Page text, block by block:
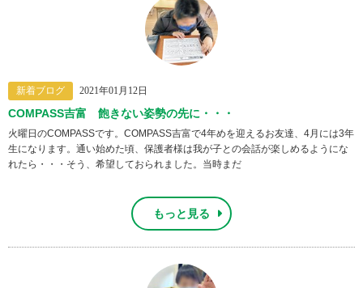
新着ブログ 2021年01月12日
COMPASS吉富 飽きない姿勢の先に・・・
火曜日のCOMPASSです。COMPASS吉富で4年めを迎えるお友達、4月には3年
生になります。通い始めた頃、保護者様は我が子との会話が楽しめるようにな
れたら・・・そう、希望しておられました。当時まだ
もっと見る